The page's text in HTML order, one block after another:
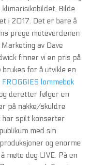
Bilde
i 2017. Det er bare å
prege moteverdenen
av Dave
finner vi en pris på
for å utvikle en
FROGGIES lommebok
deretter følger en
på nakke/skuldre
har spilt konserter
med sin
og enorme
møte deg LIVE. På en